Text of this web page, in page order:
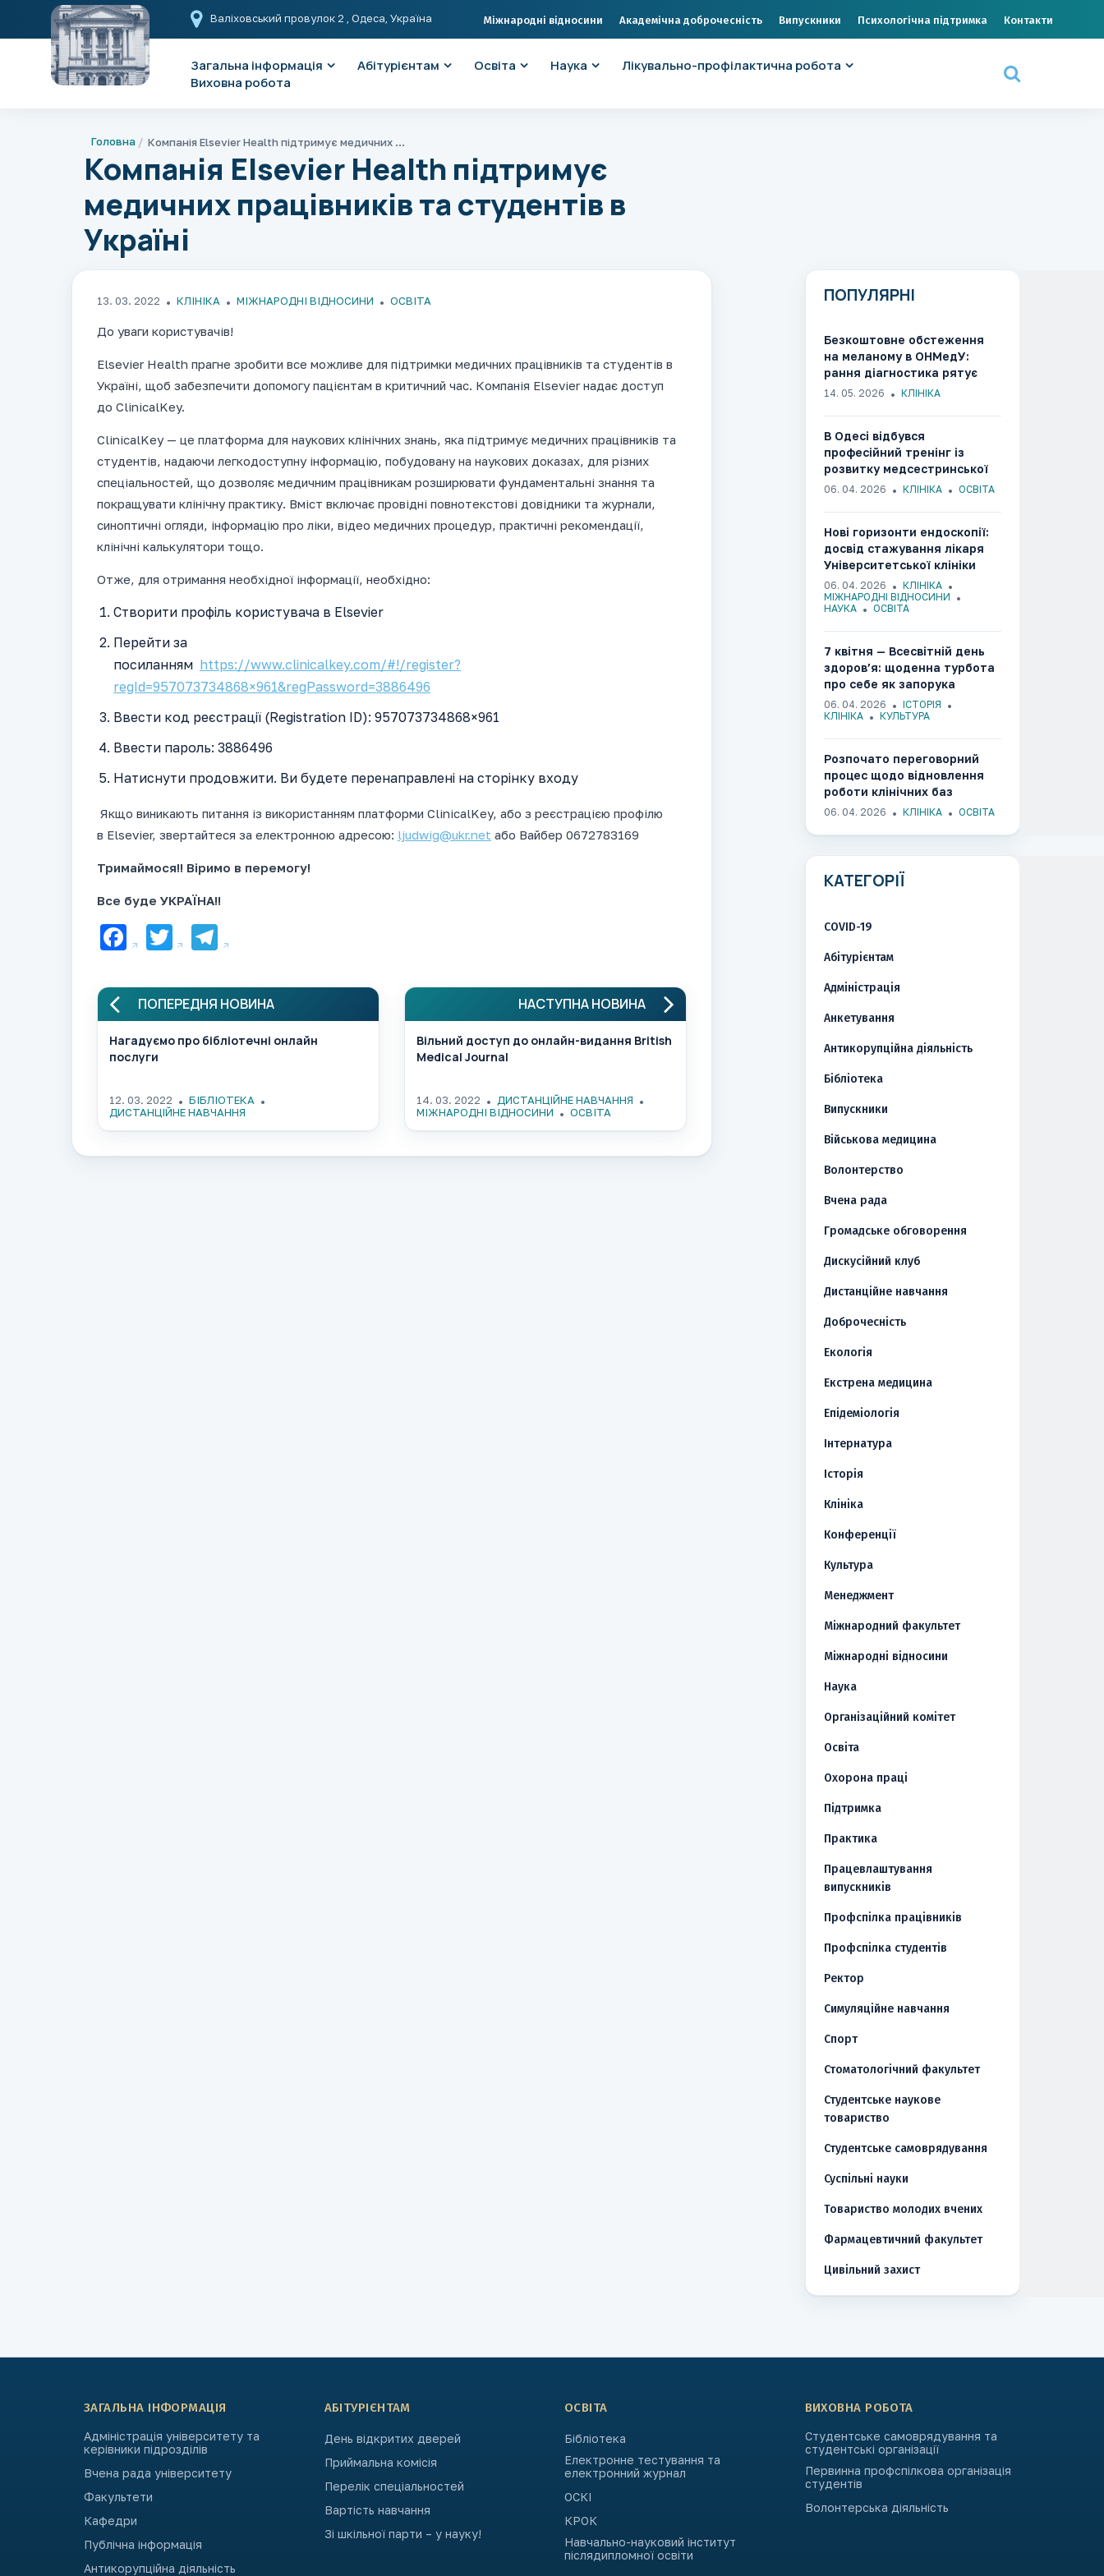
Валіховський провулок 2 , Одеса, Україна Міжнародні відносини Академічна доброчесність Випускники Психологічна підтримка Контакти
Загальна інформація Абітурієнтам Освіта Наука
Лікувально-профілактична робота
Виховна робота
Головна Компанія Elsevier Health підтримує медичних працівників та студентів в Україні
Компанія Elsevier Health підтримує
медичних працівників та студентів в
Україні
13. 03. 2022 КЛІНІКА МІЖНАРОДНІ ВІДНОСИНИ ОСВІТА
До уваги користувачів!
Elsevier Health прагне зробити все можливе для підтримки медичних працівників та студентів в
Україні, щоб забезпечити допомогу пацієнтам в критичний час. Компанія Elsevier надає доступ
до ClinicalKey.
ClinicalKey — це платформа для наукових клінічних знань, яка підтримує медичних працівників та
студентів, надаючи легкодоступну інформацію, побудовану на наукових доказах, для різних
спеціальностей, що дозволяє медичним працівникам розширювати фундаментальні знання та
покращувати клінічну практику. Вміст включає провідні повнотекстові довідники та журнали,
синоптичні огляди, інформацію про ліки, відео медичних процедур, практичні рекомендації,
клінічні калькулятори тощо.
Отже, для отримання необхідної інформації, необхідно:
Створити профіль користувача в Elsevier
Перейти за
посиланням https://www.clinicalkey.com/#!/register?
regId=957073734868×961&regPassword=3886496
Ввести код реєстрації (Registration ID): 957073734868×961
Ввести пароль: 3886496
Натиснути продовжити. Ви будете перенаправлені на сторінку входу
Якщо виникають питання із використанням платформи ClinicalKey, або з реєстрацією профілю
в Elsevier, звертайтеся за електронною адресою: ljudwig@ukr.net або Вайбер 0672783169
Тримаймося!! Віримо в перемогу!
Все буде УКРАЇНА!!
Facebook
TwitterTelegram
ПОПЕРЕДНЯ НОВИНА
Нагадуємо про бібліотечні онлайн
послуги
12. 03. 2022
БІБЛІОТЕКА
ДИСТАНЦІЙНЕ НАВЧАННЯ
НАСТУПНА НОВИНА
Вільний доступ до онлайн-видання British
Medical Journal
14. 03. 2022
ДИСТАНЦІЙНЕ НАВЧАННЯ
МІЖНАРОДНІ ВІДНОСИНИ
ОСВІТА
ПОПУЛЯРНІ
Безкоштовне обстеження
на меланому в ОНМедУ:
рання діагностика рятує
життя​​​​​​​​​​​​​​​​
14. 05. 2026 КЛІНІКА
В Одесі відбувся
професійний тренінг із
розвитку медсестринської
освіти
06. 04. 2026 КЛІНІКА ОСВІТА
Нові горизонти ендоскопії:
досвід стажування лікаря
Університетської клініки
ОНМедУ в Національному
онкологічному центрі Японії
06. 04. 2026
КЛІНІКА
МІЖНАРОДНІ ВІДНОСИНИ
НАУКА
ОСВІТА
7 квітня — Всесвітній день
здоров’я: щоденна турбота
про себе як запорука
майбутнього
06. 04. 2026
ІСТОРІЯ
КЛІНІКА
КУЛЬТУРА
Розпочато переговорний
процес щодо відновлення
роботи клінічних баз
ОНМедУ в медичних
06. 04. 2026 КЛІНІКА ОСВІТА
КАТЕГОРІЇ
COVID-19
Абітурієнтам
Адміністрація
Анкетування
Антикорупційна діяльність
Бібліотека
Випускники
Військова медицина
Волонтерство
Вчена рада
Громадське обговорення
Дискусійний клуб
Дистанційне навчання
Доброчесність
Екологія
Екстрена медицина
Епідеміологія
Інтернатура
Історія
Клініка
Конференції
Культура
Менеджмент
Міжнародний факультет
Міжнародні відносини
Наука
Організаційний комітет
Освіта
Охорона праці
Підтримка
Практика
Працевлаштування
випускників
Профспілка працівників
Профспілка студентів
Ректор
Симуляційне навчання
Спорт
Стоматологічний факультет
Студентське наукове
товариство
Студентське самоврядування
Суспільні науки
Товариство молодих вчених
Фармацевтичний факультет
Цивільний захист
ЗАГАЛЬНА ІНФОРМАЦІЯ
Адміністрація університету та
керівники підрозділів
Вчена рада університету
Факультети
Кафедри
Публічна інформація
Антикорупційна діяльність
АБІТУРІЄНТАМ
День відкритих дверей
Приймальна комісія
Перелік спеціальностей
Вартість навчання
Зі шкільної парти – у науку!
ОСВІТА
Бібліотека
Електронне тестування та
електронний журнал
ОСКІ
КРОК
Навчально-науковий інститут
післядипломної освіти
ВИХОВНА РОБОТА
Студентське самоврядування та
студентські організації
Первинна профспілкова організація
студентів
Волонтерська діяльність